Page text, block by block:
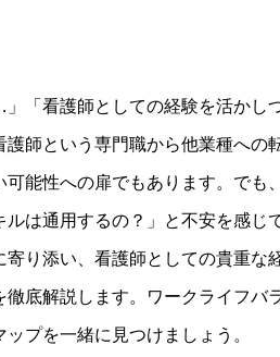
「看護師としての経験を活かし
師という専門職から他業種への
能性への扉でもあります。でも
は通用するの？」と不安を感じ
り添い、看護師としての貴重な
底解説します。ワークライフバ
プを一緒に見つけましょう。